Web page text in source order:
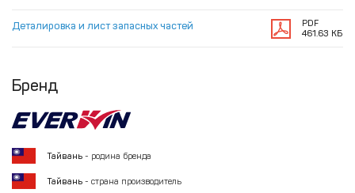
Деталировка и лист запасных частей
PDF
461.63 КБ
Бренд
Тайвань - родина бренда
Тайвань - страна производитель